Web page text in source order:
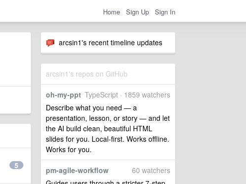
Home Sign Up Sign In
arcsin1's recent timeline updates
arcsin1's repos on GitHub
TypeScript · 1859 watchers
oh-my-ppt
Describe what you need — a
presentation, lesson, or story — and let
the AI build clean, beautiful HTML
slides for you. Local-first. Works offline.
Works for you.
60 watchers
pm-agile-workflow
5